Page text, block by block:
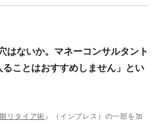
はないか。マネーコンサルタント
ことはおすすめしません」とい
リタイア術 』（インプレス）の一部を加